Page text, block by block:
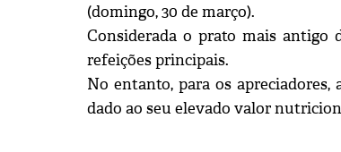
(domingo, 30 de março).
Considerada o prato mais antigo
refeições principais.
No entanto, para os
dado ao seu elevado valor